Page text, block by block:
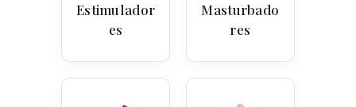
Estimulador
es
Masturbado
res